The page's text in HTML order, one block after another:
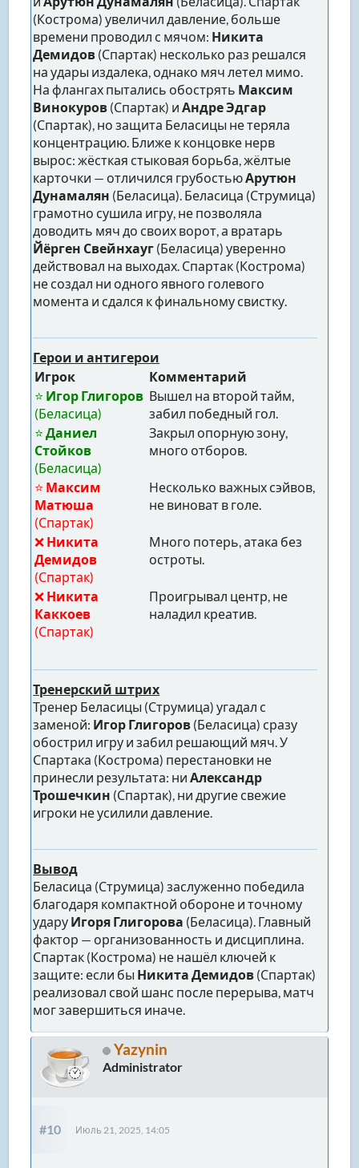
(Кострома) увеличил давление, больше
времени проводил с мячом: Никита
Демидов (Спартак) несколько раз решался
на удары издалека, однако мяч летел мимо.
На флангах пытались обострять Максим
Винокуров (Спартак) иАндре Эдгар
(Спартак), но защита Беласицы не теряла
концентрацию. Ближе к концовке нерв
вырос: жёсткая стыковая борьба, жёлтые
карточки — отличился грубостьюАрутюн
Дунамалян (Беласица). Беласица (Струмица)
грамотно сушила игру, не позволяла
доводить мяч до своих ворот, а вратарь
Йёрген Свейнхауг (Беласица) уверенно
действовал на выходах. Спартак (Кострома)
не создал ни одного явного голевого
момента и сдался к финальному свистку.
Герои и антигерои
Игрок
Комментарий
⭐ Игор Глигоров
(Беласица)
Вышел на второй тайм,
забил победный гол.
⭐Даниел
Стойков
(Беласица)
Закрыл опорную зону,
много отборов.
⭐ Максим
Матюша
(Спартак)
Несколько важных сэйвов,
не виноват в голе.
❌ Никита
Демидов
(Спартак)
Много потерь, атака без
остроты.
❌ Никита
Каккоев
(Спартак)
Проигрывал центр, не
наладил креатив.
Тренерский штрих
Тренер Беласицы (Струмица) угадал с
заменой: Игор Глигоров (Беласица) сразу
обострил игру и забил решающий мяч. У
Спартака (Кострома) перестановки не
принесли результата: ниАлександр
Трошечкин (Спартак), ни другие свежие
игроки не усилили давление.
Вывод
Беласица (Струмица) заслуженно победила
благодаря компактной обороне и точному
удару Игоря Глигорова (Беласица). Главный
фактор — организованность и дисциплина.
Спартак (Кострома) не нашёл ключей к
защите: если бы Никита Демидов (Спартак)
реализовал свой шанс после перерыва, матч
мог завершиться иначе.
Yazynin
Administrator
#10 Июль 21, 2025, 14:05